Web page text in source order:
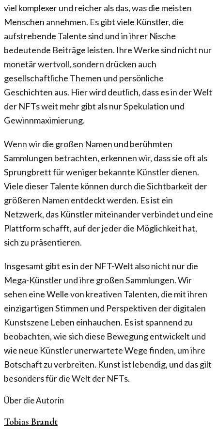
viel komplexer und reicher als das, was die meisten
Menschen annehmen. Es gibt viele Künstler, die
aufstrebende Talente sind und in ihrer Nische
bedeutende Beiträge leisten. Ihre Werke sind nicht nur
monetär wertvoll, sondern drücken auch
gesellschaftliche Themen und persönliche
Geschichten aus. Hier wird deutlich, dass es in der Welt
der NFTs weit mehr gibt als nur Spekulation und
Gewinnmaximierung.
Wenn wir die großen Namen und berühmten
Sammlungen betrachten, erkennen wir, dass sie oft als
Sprungbrett für weniger bekannte Künstler dienen.
Viele dieser Talente können durch die Sichtbarkeit der
größeren Namen entdeckt werden. Es ist ein
Netzwerk, das Künstler miteinander verbindet und eine
Plattform schafft, auf der jeder die Möglichkeit hat,
sich zu präsentieren.
Insgesamt gibt es in der NFT-Welt also nicht nur die
Mega-Künstler und ihre großen Sammlungen. Wir
sehen eine Welle von kreativen Talenten, die mit ihren
einzigartigen Stimmen und Perspektiven der digitalen
Kunstszene Leben einhauchen. Es ist spannend zu
beobachten, wie sich diese Bewegung entwickelt und
wie neue Künstler unerwartete Wege finden, um ihre
Botschaft zu verbreiten. Kunst ist lebendig, und das gilt
besonders für die Welt der NFTs.
Über die Autorin
Tobias Brandt